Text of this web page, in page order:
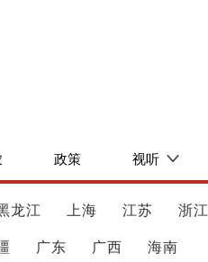
政策 视听
龙江 上海 江苏 浙江
广东 广西 海南